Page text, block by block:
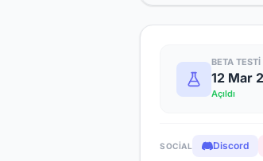
BETA TESTI
12 Mar
Açıldı
SOCIAL Discord